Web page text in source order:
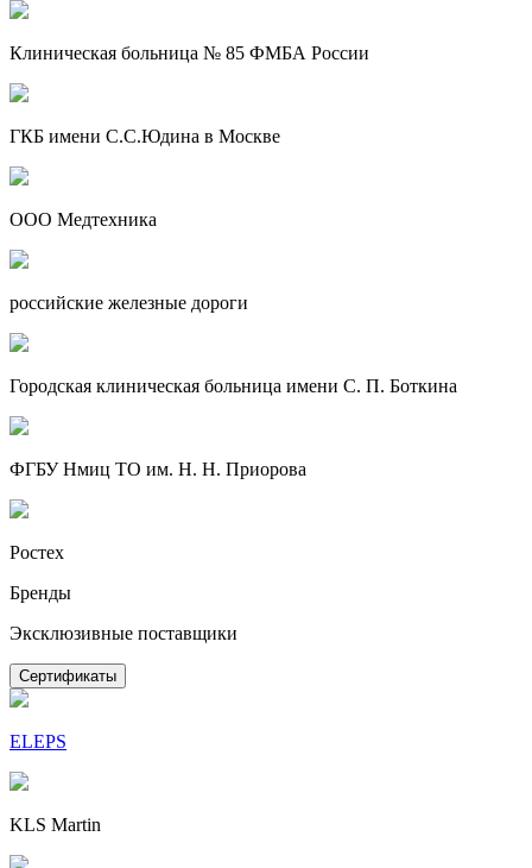
Клиническая больница № 85 ФМБА России
ГКБ имени С.С.Юдина в Москве
ООО Медтехника
российские железные дороги
Городская клиническая больница имени С. П. Боткина
ФГБУ Нмиц ТО им. Н. Н. Приорова
Ростех
Бренды
Эксклюзивные поставщики
Сертификаты
ELEPS
KLS Martin